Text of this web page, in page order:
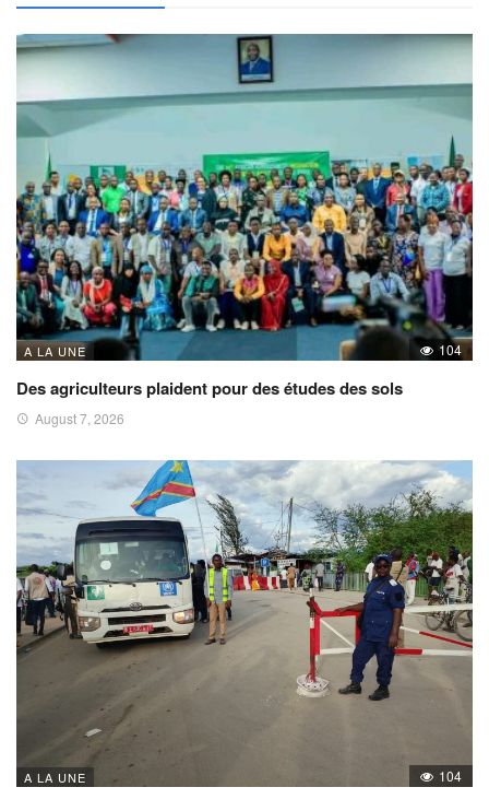
A LA UNE 104
Des agriculteurs plaident pour des études des sols
August 7, 2026
A LA UNE 104